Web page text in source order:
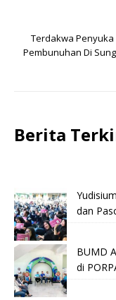
Terdakwa Penyuka
Pembunuhan Di
Berita
dan
BUMD
di